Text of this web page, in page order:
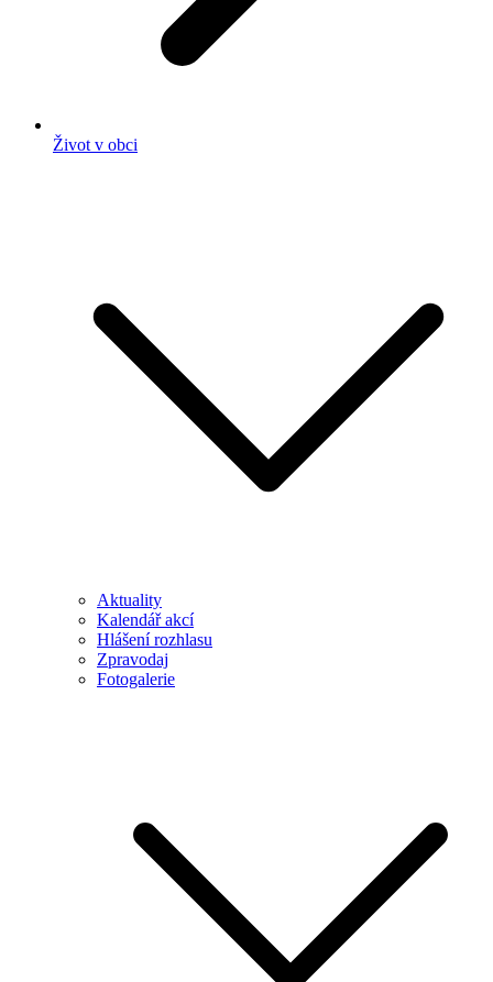
Život v obci
Aktuality
Kalendář akcí
Hlášení rozhlasu
Zpravodaj
Fotogalerie